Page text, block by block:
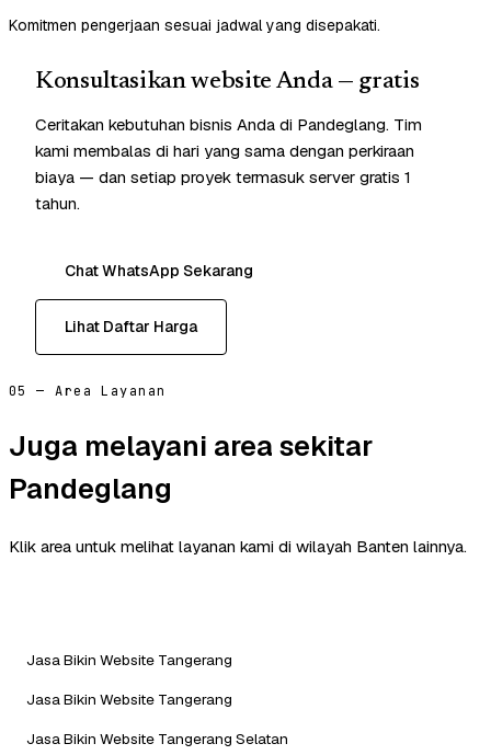
Komitmen pengerjaan sesuai jadwal yang disepakati.
Konsultasikan website Anda — gratis
Ceritakan kebutuhan bisnis Anda di Pandeglang. Tim
kami membalas di hari yang sama dengan perkiraan
biaya — dan setiap proyek termasuk server gratis 1
tahun.
Chat WhatsApp Sekarang
Lihat Daftar Harga
05 — Area Layanan
Juga melayani area sekitar
Pandeglang
Klik area untuk melihat layanan kami di wilayah Banten lainnya.
Jasa Bikin Website Tangerang
Jasa Bikin Website Tangerang
Jasa Bikin Website Tangerang Selatan